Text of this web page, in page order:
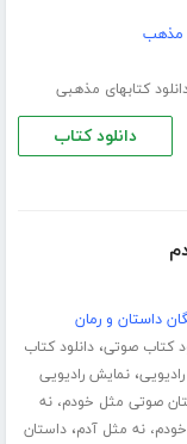
مذهب
کتابهای مذهبی
دانلود کتاب
داستان و رمان
کتاب صوتی،دانلود کتاب
،نمایش رادیویی
صوتی مثل خودم، نه
نه مثل آدم،داستان